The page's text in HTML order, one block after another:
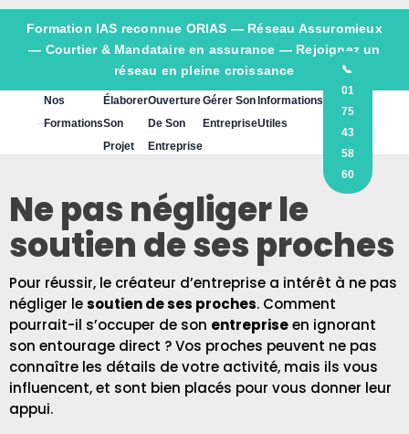
Formation IAS reconnue ORIAS — Réseau Assuromieux
— Courtier & Mandataire en assurance — Rejoignez un
réseau en pleine croissance
Nos
Formations
Élaborer
Son
Projet
Ouverture
De Son
Entreprise
Gérer Son
Entreprise
Informations
Utiles
📞
01
75
43
58
60
Ne pas négliger le
soutien de ses proches
Pour réussir, le créateur d’entreprise a intérêt à ne pas
négliger lesoutien de ses proches. Comment
pourrait-il s’occuper de son entrepriseen ignorant
son entourage direct ? Vos proches peuvent ne pas
connaître les détails de votre activité, mais ils vous
influencent, et sont bien placés pour vous donner leur
appui.